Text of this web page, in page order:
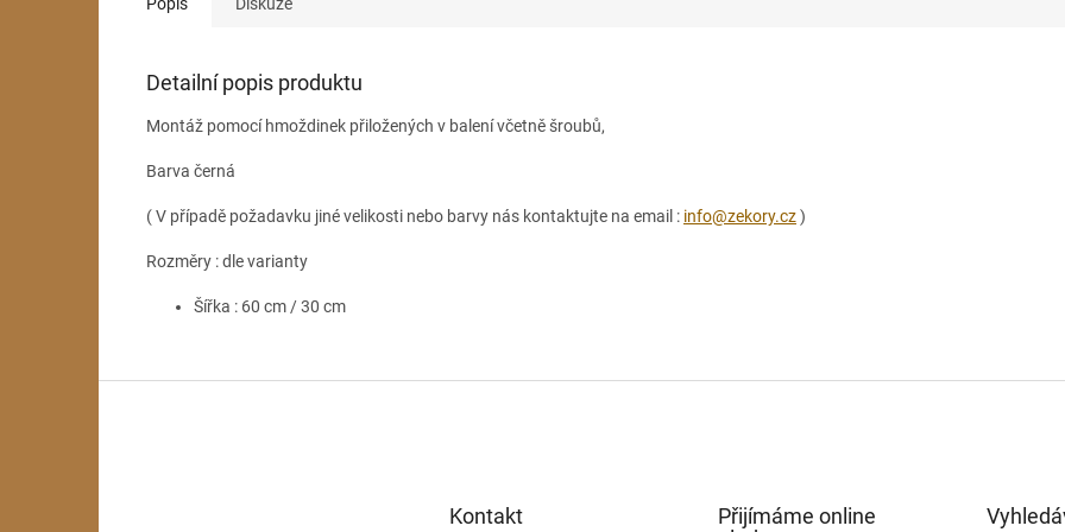
Detailní popis produktu
Montáž pomocí hmoždinek přiložených v balení včetně šroubů,
Barva černá
( V případě požadavku jiné velikosti nebo barvy nás kontaktujte na email : info@zekory.cz)
Rozměry : dle varianty
Šířka : 60 cm / 30 cm
Kontakt
Přijímáme online